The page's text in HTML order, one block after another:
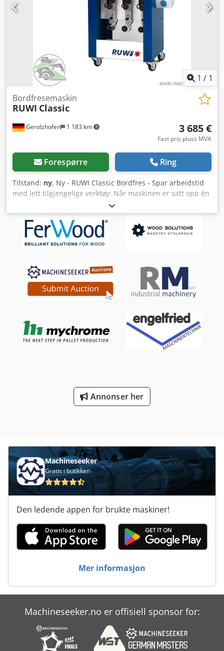
1 / 1
Gerolzhofen 1 183 km
Bordfresemaskin
RUWI Classic
3 685 €
Fast pris pluss MVA
Forespørre Ring
Tilstand: ny, Ny - RUWI Classic Bordfres - Spar arbeidstid
med lett tilgjengelige verktøy: Når maskinen er satt opp én
gang, kan drivverket gjentatte ganger festes i
forhåndsinnstilt posisjon med ett enkelt håndgrep - Mobil
og fleksibel for bruk i industri og håndverk: Fasing,
notfresing, planfresing - Ideell som supplement til bord-
og CNC-freser - Kvalitet og effektivitet takket være slitesterk
Underfres Bordlengde: 640 mm Bordbredde: 500 mm
Bordhøyde: 910 mm Drivverksenheter: 3 Effektforbruk:
1050 watt Spenning: 230 volt Turtall: 8000–25000 o/min,
trinnløst justerbart Mobilitet: 4 svingbare hjul
/ Ø10mm Fresedybde: 43 mm Tilkobling for støvavsug: 120
mm Antall tilgjengelige verktøy: 3 Reproduserbar
verktøyhøyde: JA Ettermonterbare drivverksenheter: Nei
(opp til 5 stk på RUWI Bordfres L) Vekt: 91 kg – Komplett
Annonser her
Machineseeker
Gratis i butikken
Den ledende appen for brukte maskiner!
Mer informasjon
Machineseeker.no er offisiell sponsor for: